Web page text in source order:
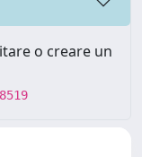
o creare un